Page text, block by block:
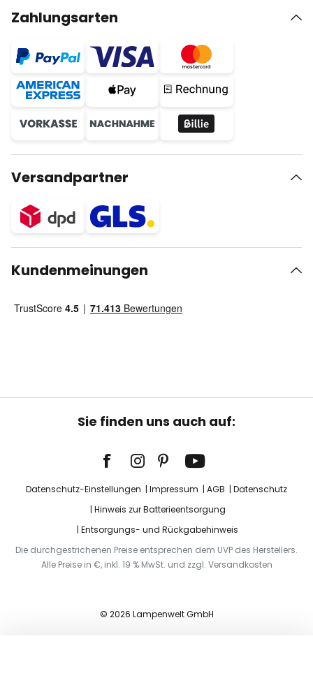
Zahlungsarten
Versandpartner
Kundenmeinungen
Sie finden uns auch auf:
Datenschutz-Einstellungen Impressum AGB
Datenschutz
Hinweis zur Batterieentsorgung
Entsorgungs- und Rückgabehinweis
Die durchgestrichenen Preise entsprechen dem UVP des Herstellers.
Alle Preise in €, inkl. 19 % MwSt. und zzgl. Versandkosten
© 2026 Lampenwelt GmbH